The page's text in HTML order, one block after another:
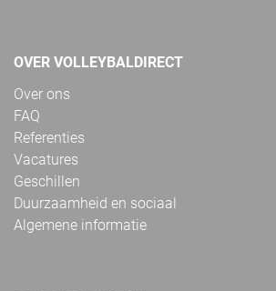
OVER VOLLEYBALDIRECT
Over ons
FAQ
Referenties
Vacatures
Geschillen
Duurzaamheid en sociaal
Algemene informatie